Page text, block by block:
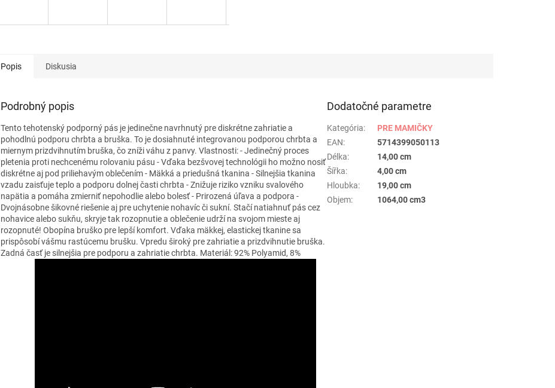
Popis Diskusia
Podrobný popis
Tento tehotenský podporný pás je jedinečne navrhnutý pre diskrétne zahriatie a
pohodlnú podporu chrbta a bruška. To je dosiahnuté integrovanou podporou chrbta a
miernym prizdvihnutím bruška, čo zníži váhu z panvy. Vlastnosti: - Jedinečný proces
pletenia proti nechcenému rolovaniu pásu - Vďaka bezšvovej technológii ho možno nosiť
diskrétne aj pod priliehavým oblečením - Mäkká a priedušná tkanina - Silnejšia tkanina
vzadu zaisťuje teplo a podporu dolnej časti chrbta - Znižuje riziko vzniku svalového
napätia a pomáha zmierniť nepohodlie alebo bolesť - Prirozená úľava a podpora -
Dvojnásobne šikovné riešenie aj pre uchytenie nohavíc či sukní. Stačí natiahnuť pás cez
nohavice alebo sukňu, skryje tak rozopnutie a oblečenie udrží na svojom mieste aj
rozopnuté! Obopína bruško pre lepší komfort. Vďaka mäkkej, elastickej tkanine sa
prispôsobí vášmu rastúcemu brušku. Vpredu široký pre zahriatie a prizdvihnutie bruška.
Zadná časť je silnejšia pre podporu a zahriatie chrbta. Materiál: 92% Polyamid, 8%
Dodatočné parametre
Kategória:
PRE MAMIČKY
EAN:
5714399050113
Délka:
14,00 cm
Šířka:
4,00 cm
Hloubka:
19,00 cm
Objem: 1064,00 cm3